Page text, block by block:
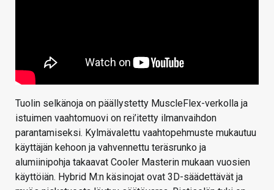
Tuolin selkänoja on päällystetty MuscleFlex-verkolla ja
istuimen vaahtomuovi on rei’itetty ilmanvaihdon
parantamiseksi. Kylmävalettu vaahtopehmuste mukautuu
käyttäjän kehoon ja vahvennettu teräsrunko ja
alumiinipohja takaavat Cooler Masterin mukaan vuosien
käyttöiän. Hybrid M:n käsinojat ovat 3D-säädettävät ja